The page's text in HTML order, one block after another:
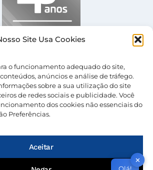
Site Usa Cookies
o funcionamento adequado do site,
anúncios e análise de tráfego.
sobre a sua utilização do site
de redes sociais e publicidade. Você
dos cookies não essenciais do
Preferências.
Aceitar
|Termos de Uso
✕